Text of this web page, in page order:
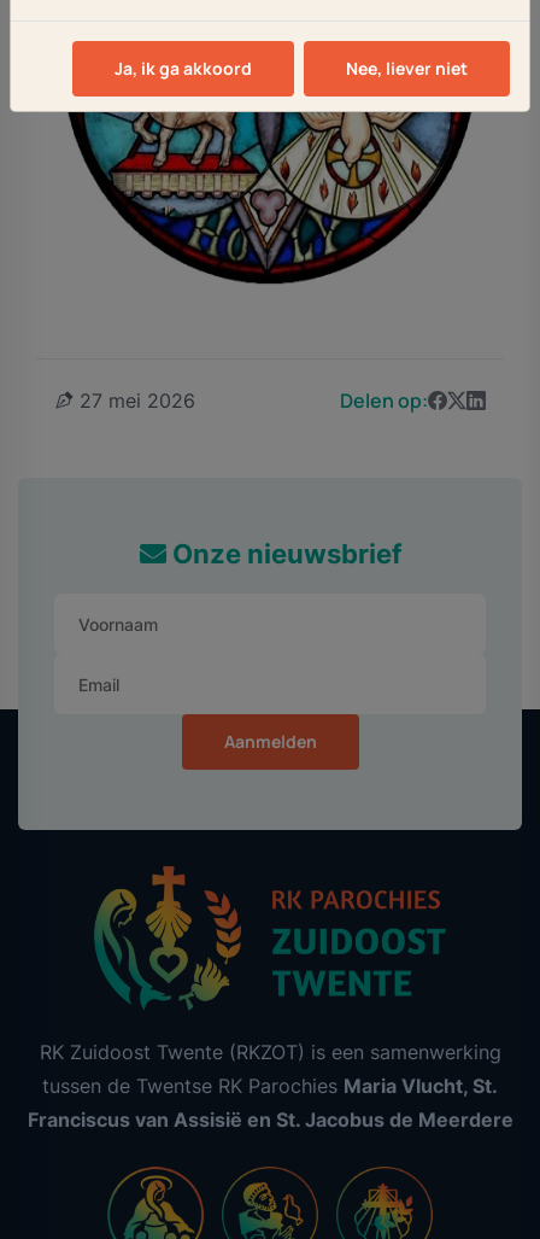
Ja, ik ga akkoord Nee, liever niet
27 mei 2026 Delen op:
Onze nieuwsbrief
Aanmelden
RK Zuidoost Twente (RKZOT) is een samenwerking
tussen de Twentse RK Parochies Maria Vlucht, St.
Franciscus van Assisië en St. Jacobus de Meerdere